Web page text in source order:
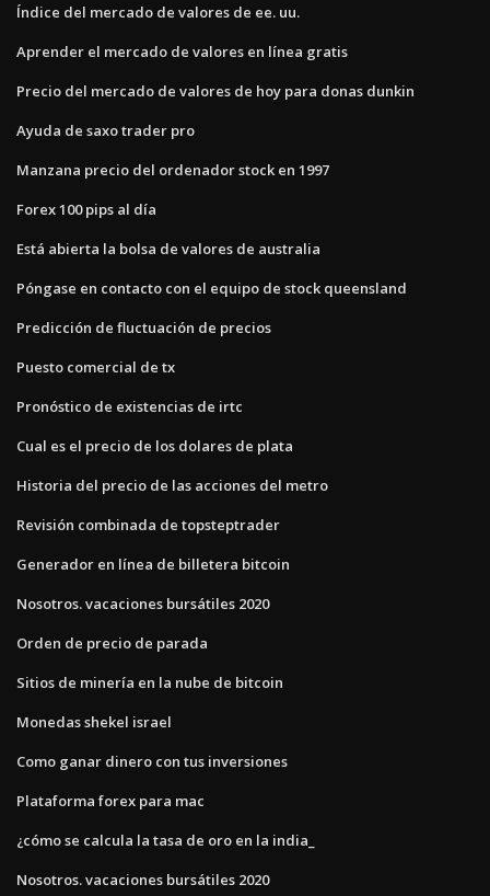
Índice del mercado de valores de ee. uu.
Aprender el mercado de valores en línea gratis
Precio del mercado de valores de hoy para donas dunkin
Ayuda de saxo trader pro
Manzana precio del ordenador stock en 1997
Forex 100 pips al día
Está abierta la bolsa de valores de australia
Póngase en contacto con el equipo de stock queensland
Predicción de fluctuación de precios
Puesto comercial de tx
Pronóstico de existencias de irtc
Cual es el precio de los dolares de plata
Historia del precio de las acciones del metro
Revisión combinada de topsteptrader
Generador en línea de billetera bitcoin
Nosotros. vacaciones bursátiles 2020
Orden de precio de parada
Sitios de minería en la nube de bitcoin
Monedas shekel israel
Como ganar dinero con tus inversiones
Plataforma forex para mac
¿cómo se calcula la tasa de oro en la india_
Nosotros. vacaciones bursátiles 2020